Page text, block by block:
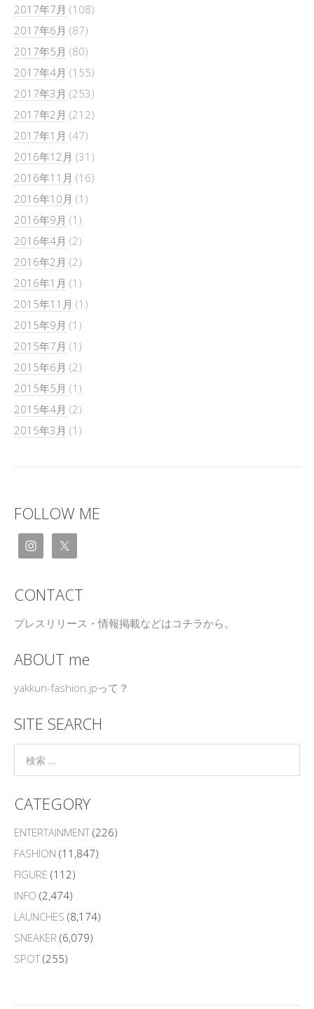
2017年7月 (108)
2017年6月 (87)
2017年5月 (80)
2017年4月 (155)
2017年3月 (253)
2017年2月 (212)
2017年1月 (47)
2016年12月 (31)
2016年11月 (16)
2016年10月 (1)
2016年9月 (1)
2016年4月 (2)
2016年2月 (2)
2016年1月 (1)
2015年11月 (1)
2015年9月 (1)
2015年7月 (1)
2015年6月 (2)
2015年5月 (1)
2015年4月 (2)
2015年3月 (1)
FOLLOW ME
CONTACT
プレスリリース・情報掲載などはコチラから。
ABOUT me
yakkun-fashion.jpって？
SITE SEARCH
CATEGORY
ENTERTAINMENT(226)
FASHION (11,847)
FIGURE (112)
INFO (2,474)
LAUNCHES (8,174)
SNEAKER (6,079)
SPOT(255)